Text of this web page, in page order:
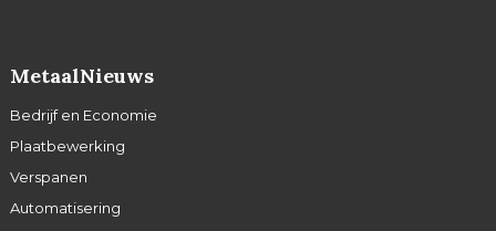
MetaalNieuws
Bedrijf en Economie
Plaatbewerking
Verspanen
Automatisering